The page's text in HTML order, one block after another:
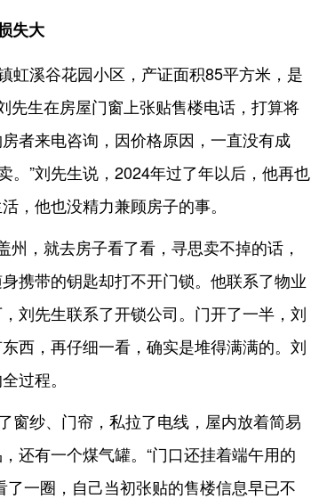
失大
虹溪谷花园小区，产证面积85平方米，是
先生在房屋门窗上张贴售楼电话，打算将
者来电咨询，因价格原因，一直没有成
。”刘先生说，2024年过了年以后，他再也
，他也没精力兼顾房子的事。
，就去房子看了看，寻思卖不掉的话，
携带的钥匙却打不开门锁。他联系了物业
刘先生联系了开锁公司。门开了一半，刘
西，再仔细一看，确实是堆得满满的。刘
过程。
窗纱、门帘，私拉了电线，屋内放着简易
还有一个煤气罐。“门口还挂着端午用的
一圈，自己当初张贴的售楼信息早已不